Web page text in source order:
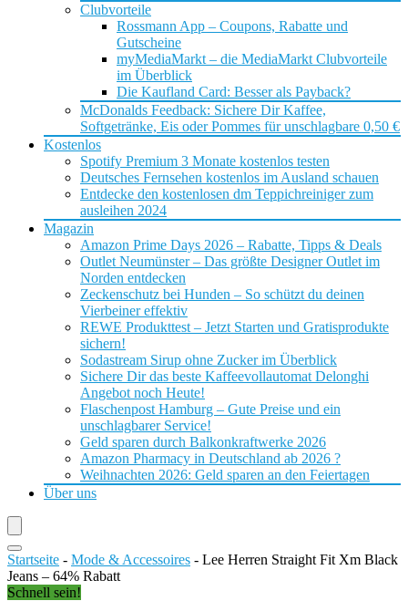
Clubvorteile
Rossmann App – Coupons, Rabatte und
Gutscheine
myMediaMarkt – die MediaMarkt Clubvorteile
im Überblick
Die Kaufland Card: Besser als Payback?
McDonalds Feedback: Sichere Dir Kaffee,
Softgetränke, Eis oder Pommes für unschlagbare 0,50 €
Kostenlos
Spotify Premium 3 Monate kostenlos testen
Deutsches Fernsehen kostenlos im Ausland schauen
Entdecke den kostenlosen dm Teppichreiniger zum
ausleihen 2024
Magazin
Amazon Prime Days 2026 – Rabatte, Tipps & Deals
Outlet Neumünster – Das größte Designer Outlet im
Norden entdecken
Zeckenschutz bei Hunden – So schützt du deinen
Vierbeiner effektiv
REWE Produkttest – Jetzt Starten und Gratisprodukte
sichern!
Sodastream Sirup ohne Zucker im Überblick
Sichere Dir das beste Kaffeevollautomat Delonghi
Angebot noch Heute!
Flaschenpost Hamburg – Gute Preise und ein
unschlagbarer Service!
Geld sparen durch Balkonkraftwerke 2026
Amazon Pharmacy in Deutschland ab 2026 ?
Weihnachten 2026: Geld sparen an den Feiertagen
Über uns
Startseite - Mode & Accessoires - Lee Herren Straight Fit Xm Black
Jeans – 64% Rabatt
Schnell sein!